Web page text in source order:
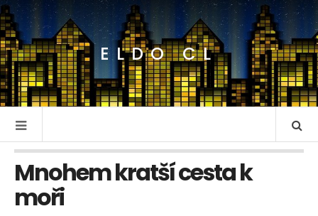
ELDO CL
Mnohem kratší cesta k
moři